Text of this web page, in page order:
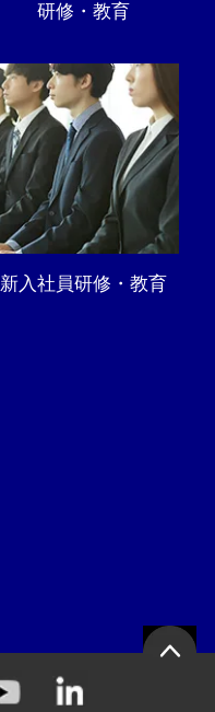
研修・教育
新入社員研修・教育